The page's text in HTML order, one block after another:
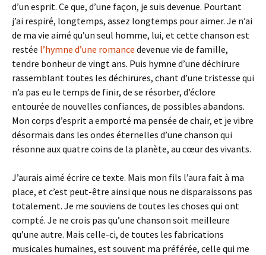
d’un esprit. Ce que, d’une façon, je suis devenue. Pourtant
j’ai respiré, longtemps, assez longtemps pour aimer. Je n’ai
de ma vie aimé qu’un seul homme, lui, et cette chanson est
restée l’hymne d’une romance devenue vie de famille,
tendre bonheur de vingt ans. Puis hymne d’une déchirure
rassemblant toutes les déchirures, chant d’une tristesse qui
n’a pas eu le temps de finir, de se résorber, d’éclore
entourée de nouvelles confiances, de possibles abandons.
Mon corps d’esprit a emporté ma pensée de chair, et je vibre
désormais dans les ondes éternelles d’une chanson qui
résonne aux quatre coins de la planète, au cœur des vivants.
J’aurais aimé écrire ce texte. Mais mon fils l’aura fait à ma
place, et c’est peut-être ainsi que nous ne disparaissons pas
totalement. Je me souviens de toutes les choses qui ont
compté. Je ne crois pas qu’une chanson soit meilleure
qu’une autre. Mais celle-ci, de toutes les fabrications
musicales humaines, est souvent ma préférée, celle qui me